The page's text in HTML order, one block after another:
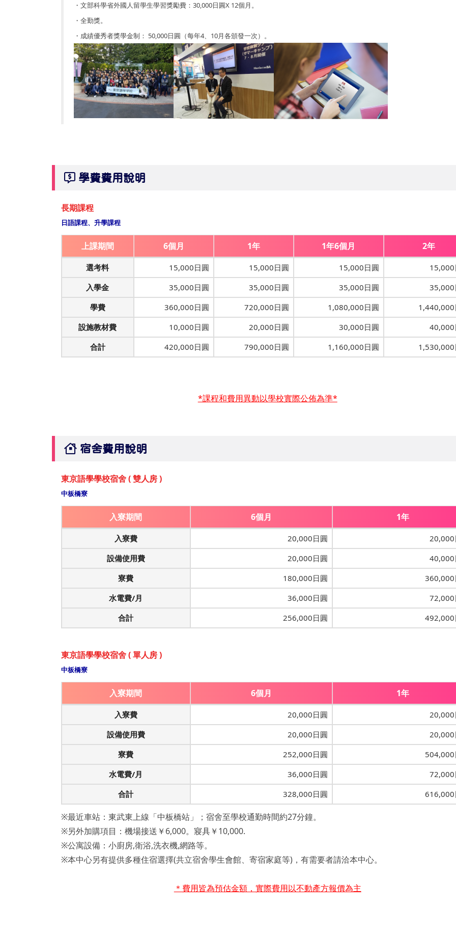
・文部科學省外國人留學生學習獎勵費：30,000日圓X 12個月。
・全勤獎。
・成績優秀者獎學金制： 50,000日圓（每年4、10月各頒發一次）。
學費費用說明
長期課程
日語課程、升學課程
上課期間 6個月 1年 1年6個月 2年
選考料 15,000日圓 15,000日圓 15,000日圓
15,000
入學金
35,000日圓 35,000日圓 35,000日圓
35,000
學費
360,000日圓 720,000日圓 1,080,000日圓
1,440,000
設施教材費
10,000日圓 20,000日圓 30,000日圓
40,000
合計
420,000日圓 790,000日圓 1,160,000日圓 1,530,000
*課程和費用異動以學校實際公佈為準*
宿舍費用說明
東京語學學校宿舍 ( 雙人房 )
中板橋寮
入寮期間 6個月 1年
入寮費 20,000日圓
20,000
設備使用費
20,000日圓
40,000
寮費
180,000日圓
360,000
水電費/月
36,000日圓
72,000
合計
256,000日圓 492,000
東京語學學校宿舍 ( 單人房 )
中板橋寮
入寮期間 6個月 1年
入寮費 20,000日圓
20,000
設備使用費
20,000日圓
20,000
寮費
252,000日圓
504,000
水電費/月
36,000日圓
72,000
合計
328,000日圓 616,000
※最近車站：東武東上線「中板橋站」；宿舍至學校通勤時間約27分鐘。
※另外加購項目：機場接送￥6,000。寢具￥10,000.
※公寓設備：小廚房,衛浴,洗衣機,網路等。
※本中心另有提供多種住宿選擇(共立宿舍學生會館、寄宿家庭等)，有需要者請洽本中心。
＊費用皆為預估金額，實際費用以不動產方報價為主